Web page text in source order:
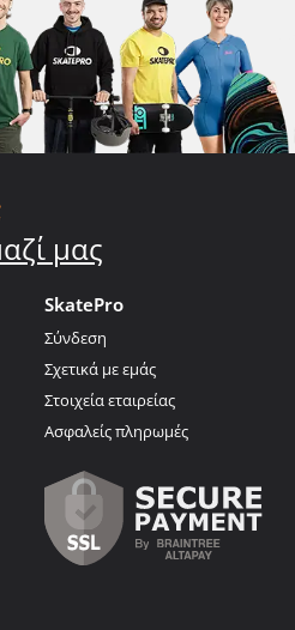
μας
SkatePro
Σύνδεση
Σχετικά με εμάς
Στοιχεία εταιρείας
Ασφαλείς πληρωμές